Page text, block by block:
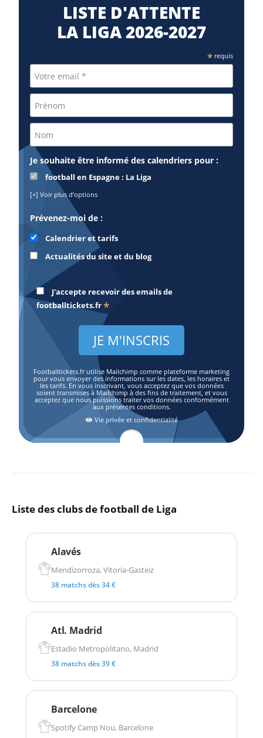
LISTE D'ATTENTE
LA LIGA 2026-2027
*requis
Je souhaite être informé des calendriers pour :
football en Espagne : La Liga
[+] Voir plus d'options
Prévenez-moi de :
Calendrier et tarifs
Actualités du site et du blog
J'accepte recevoir des emails de
footballtickets.fr *
Footballtickets.fr utilise Mailchimp comme plateforme marketing
pour vous envoyer des informations sur les dates, les horaires et
les tarifs. En vous inscrivant, vous acceptez que vos données
soient transmises à Mailchimp à des fins de traitement, et vous
acceptez que nous puissions traiter vos données conformément
aux présentes conditions.
Vie privée et confidentialité
Liste des clubs de football de Liga
Alavés
Mendizorroza, Vitoria-Gasteiz
38 matchs dès 34 €
Atl. Madrid
Estadio Metropolitano, Madrid
38 matchs dès 39 €
Barcelone
Spotify Camp Nou, Barcelone